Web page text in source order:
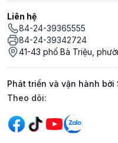
Liên hệ
84-24-39365555
84-24-39342724
41-43 phố Bà Triệu,
Phát triển và vận hành bởi
Mạng xã hội
Theo dõi: